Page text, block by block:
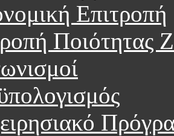
Επιτροπή
Ποιότητας